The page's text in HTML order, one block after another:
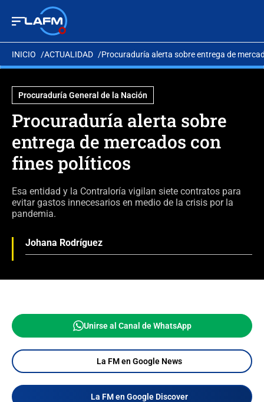
INICIO ACTUALIDAD Procuraduría alerta sobre entrega de
Procuraduría General de la Nación
Procuraduría alerta sobre
entrega de mercados con
fines políticos
Esa entidad y la Contraloría vigilan siete contratos para
evitar gastos innecesarios en medio de la crisis por la
pandemia.
Johana Rodríguez
Unirse al Canal de WhatsApp
La FM en Google News
La FM en Google Discover